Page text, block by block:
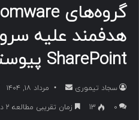
SharePoint پیوستند.
سجاد تیموری
ر
مرداد ۱۸, ۱۴۰۴
۰
13 زمان تقریبی مطالعه 2 دقیقه